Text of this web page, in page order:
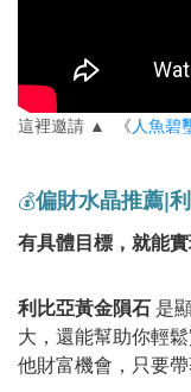
這裡邀請 ▲ 《 人魚碧
💰偏財水晶推薦|
有具體目標，就能實
利比亞黃金隕石 是
大，還能幫助你輕
他財富機會，只要